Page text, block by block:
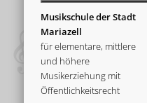
Musikschule der Stadt
Mariazell
für elementare, mittlere
und höhere
Musikerziehung mit
Öffentlichkeitsrecht